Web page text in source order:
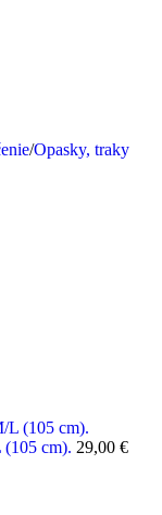
/Opasky, traky
cm). 29,00 €